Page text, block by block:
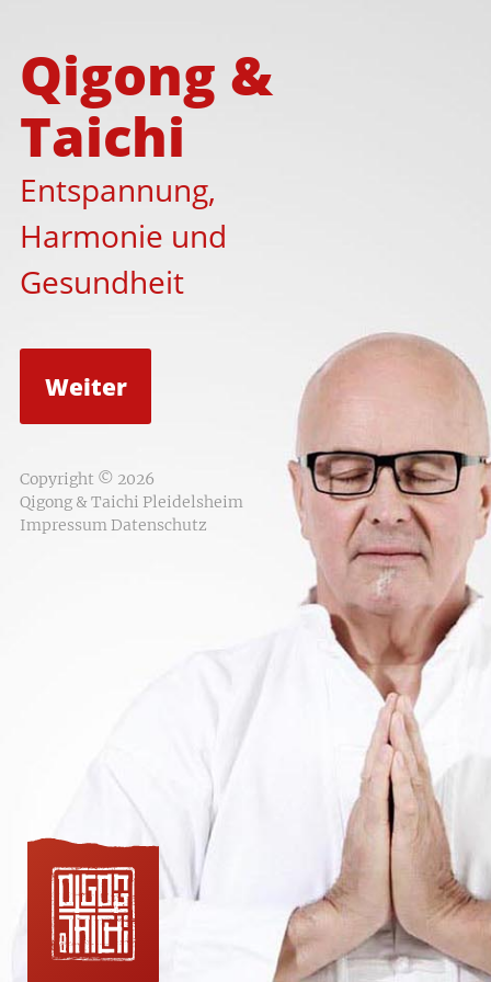
Qigong &
Taichi
Entspannung,
Harmonie und
Gesundheit
Weiter
Copyright © 2026
Qigong & Taichi Pleidelsheim
ImpressumDatenschutz